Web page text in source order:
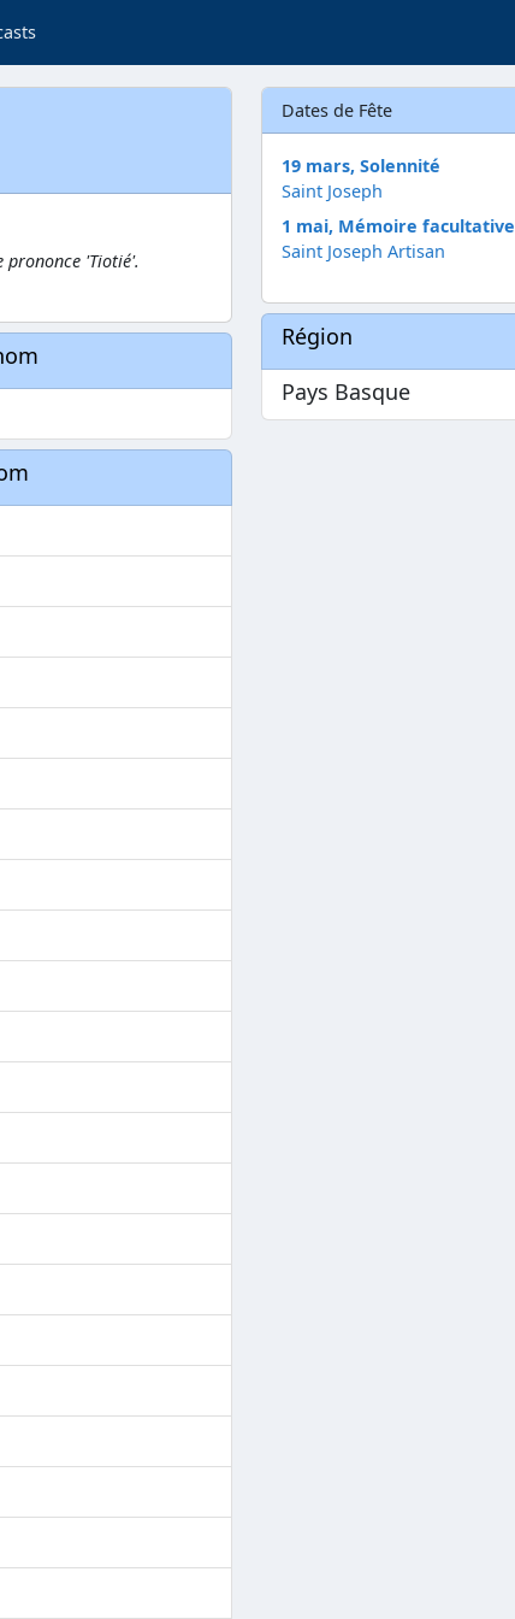
prononce 'Tiotié'.
Dates de Fête
19 mars, Solennité
Saint Joseph
1 mai, Mémoire facultative
Saint Joseph Artisan
Région
Pays Basque